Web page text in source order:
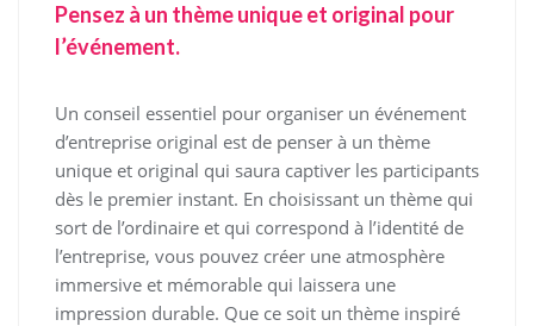
Pensez à un thème unique et original pour
l’événement.
Un conseil essentiel pour organiser un événement
d’entreprise original est de penser à un thème
unique et original qui saura captiver les participants
dès le premier instant. En choisissant un thème qui
sort de l’ordinaire et qui correspond à l’identité de
l’entreprise, vous pouvez créer une atmosphère
immersive et mémorable qui laissera une
impression durable. Que ce soit un thème inspiré